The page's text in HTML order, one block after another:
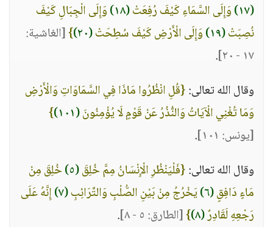
(١٧)
وَإِلَى السَّمَاءِ كَيْفَ رُفِعَتْ(١٨)
وَإِلَى الْجِبَالِ كَيْفَ
نُصِبَتْ(١٩) وَإِلَى الْأَرْضِ كَيْفَ سُطِحَتْ(٢٠) }[الغاشية:
١٧ - ٢٠]
.
وقال الله تعالى:{قُلِ انْظُرُوا مَاذَا فِي السَّمَاوَاتِ وَالْأَرْضِ
وَمَا تُغْنِي الْآيَاتُ وَالنُّذُرُ عَنْ قَوْمٍ لَا يُؤْمِنُونَ(١٠١)
}
[يونس: ١٠١]
.
وقال الله تعالى:{فَلْيَنْظُرِ الْإِنْسَانُ مِمَّ خُلِقَ(٥)
خُلِقَ مِنْ
مَاءٍ دَافِقٍ(٦) يَخْرُجُ مِنْ بَيْنِ الصُّلْبِ وَالتَّرَائِبِ(٧)
إِنَّهُ عَلَى
رَجْعِهِ لَقَادِرٌ(٨) }[الطارق: ٥ - ٨]
.